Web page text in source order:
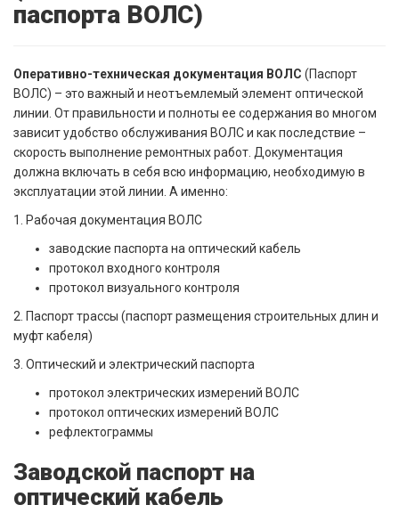
паспорта ВОЛС)
Оперативно-техническая документация ВОЛС (Паспорт
ВОЛС) – это важный и неотъемлемый элемент оптической
линии. От правильности и полноты ее содержания во многом
зависит удобство обслуживания ВОЛС и как последствие –
скорость выполнение ремонтных работ. Документация
должна включать в себя всю информацию, необходимую в
эксплуатации этой линии. А именно:
1. Рабочая документация ВОЛС
заводские паспорта на оптический кабель
протокол входного контроля
протокол визуального контроля
2. Паспорт трассы (паспорт размещения строительных длин и
муфт кабеля)
3. Оптический и электрический паспорта
протокол электрических измерений ВОЛС
протокол оптических измерений ВОЛС
рефлектограммы
Заводской паспорт на
оптический кабель